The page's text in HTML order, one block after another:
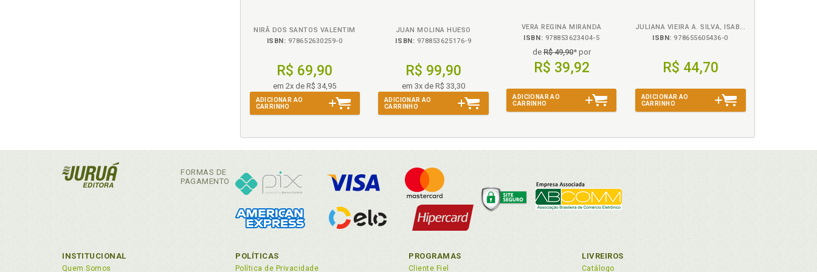
NIRÃ DOS SANTOS VALENTIM
ISBN: 978652630259-0
R$ 69,90
em 2x de R$ 34,95
ADICIONAR AO
CARRINHO
JUAN MOLINA HUESO
ISBN: 978853625176-9
R$ 99,90
em 3x de R$ 33,30
ADICIONAR AO
CARRINHO
VERA REGINA MIRANDA
ISBN: 978853623404-5
deR$ 49,90* por
R$ 39,92
ADICIONAR AO
CARRINHO
JULIANA VIEIRA A. SILVA, ISABELLI LAÍS DOS SANTOS E NATANNA TAYNARA SCHÜTZ - ILUSTRAÇÃO: ARNOLD HENRIQUE TAVARES
ISBN: 978655605436-0
R$ 44,70
ADICIONAR AO
CARRINHO
FORMAS DE
PAGAMENTO
INSTITUCIONAL
Quem Somos
POLÍTICAS
Política de Privacidade
PROGRAMAS
Cliente Fiel
LIVREIROS
Catálogo